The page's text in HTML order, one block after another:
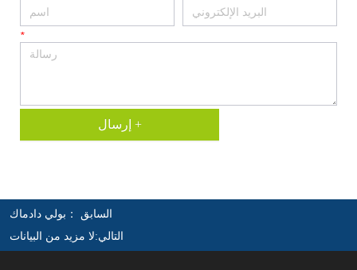
*
إرسال +
السابق ： بولي دادماك
التالي:لا مزيد من البيانات